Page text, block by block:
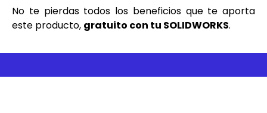
No te pierdas todos los beneficios que te aporta
este producto, gratuito con tu SOLIDWORKS.